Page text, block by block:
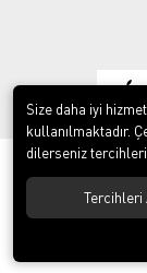
© 2020
Size daha iyi
kullanılmaktadır.
dilerseniz
Tercihleri